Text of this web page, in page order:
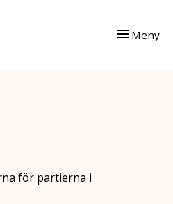
Meny
för partierna i